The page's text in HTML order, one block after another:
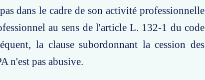
dans le cadre de son activité professionnelle
au sens de l'article L. 132-1 du code
la clause subordonnant la cession des
n'est pas abusive.